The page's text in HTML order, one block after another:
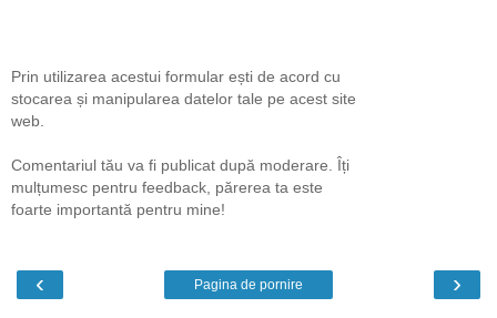
Prin utilizarea acestui formular ești de acord cu
stocarea și manipularea datelor tale pe acest site
web.
Comentariul tău va fi publicat după moderare. Îți
mulțumesc pentru feedback, părerea ta este
foarte importantă pentru mine!
‹ ›
Pagina de pornire